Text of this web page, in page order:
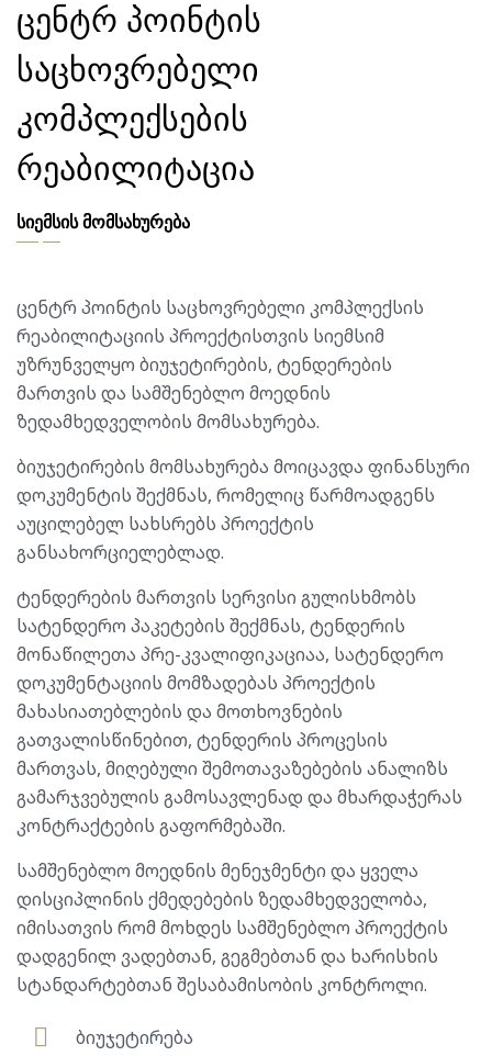
ცენტრ პოინტის
საცხოვრებელი
კომპლექსების
რეაბილიტაცია
სიემსის მომსახურება
ცენტრ პოინტის საცხოვრებელი კომპლექსის
რეაბილიტაციის პროექტისთვის სიემსიმ
უზრუნველყო ბიუჯეტირების, ტენდერების
მართვის და სამშენებლო მოედნის
ზედამხედველობის მომსახურება.
ბიუჯეტირების მომსახურება მოიცავდა ფინანსური
დოკუმენტის შექმნას, რომელიც წარმოადგენს
აუცილებელ სახსრებს პროექტის
განსახორციელებლად.
ტენდერების მართვის სერვისი გულისხმობს
სატენდერო პაკეტების შექმნას, ტენდერის
მონაწილეთა პრე-კვალიფიკაციაა, სატენდერო
დოკუმენტაციის მომზადებას პროექტის
მახასიათებლების და მოთხოვნების
გათვალისწინებით, ტენდერის პროცესის
მართვას, მიღებული შემოთავაზებების ანალიზს
გამარჯვებულის გამოსავლენად და მხარდაჭერას
კონტრაქტების გაფორმებაში.
სამშენებლო მოედნის მენეჯმენტი და ყველა
დისციპლინის ქმედებების ზედამხედველობა,
იმისათვის რომ მოხდეს სამშენებლო პროექტის
დადგენილ ვადებთან, გეგმებთან და ხარისხის
სტანდარტებთან შესაბამისობის კონტროლი.
ბიუჯეტირება